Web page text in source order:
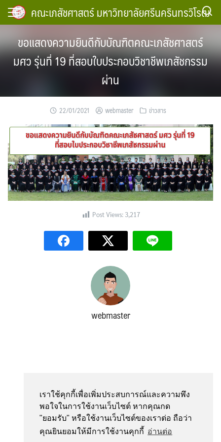
เราใช้คุกกี้เพื่อเพิ่มประสบการณ์และความพึง
พอใจในการใช้งานเว็บไซต์ หากคุณกด
"ยอมรับ" หรือใช้งานเว็บไซต์ของเราต่อ ถือว่า
คุณยินยอมให้มีการใช้งานคุกกี้ อ่านต่อ
Skip
คณะเภสัชศาสตร์ มหาวิทยาลัยศรีนครินทรวิโรฒ
Search
ขอแสดงความยินดีกับบัณฑิตคณะเภสัชศาสตร์
มศว รุ่นที่ 19 ที่สอบใบประกอบวิชาชีพเภสัชกรรม
ผ่าน
22/01/2021 webmaster ข่าวสาร
Post Views: 3,217
webmaster